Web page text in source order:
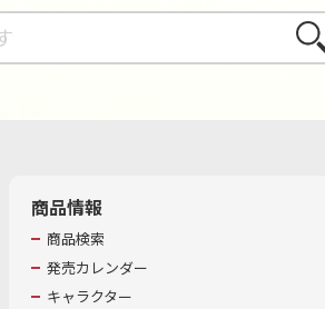
さが
商品情報
商品検索
発売カレンダー
キャラクター